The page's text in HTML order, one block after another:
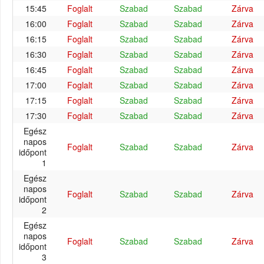
15:45
Foglalt Szabad Szabad
Zárva
16:00
Foglalt Szabad Szabad
Zárva
16:15
Foglalt Szabad Szabad
Zárva
16:30
Foglalt Szabad Szabad
Zárva
16:45
Foglalt Szabad Szabad
Zárva
17:00
Foglalt Szabad Szabad
Zárva
17:15
Foglalt Szabad Szabad
Zárva
17:30
Foglalt Szabad Szabad
Zárva
Egész
napos
időpont
1
Foglalt Szabad Szabad Zárva
Egész
napos
időpont
2
Foglalt Szabad Szabad Zárva
Egész
napos
időpont
3
Foglalt Szabad Szabad Zárva